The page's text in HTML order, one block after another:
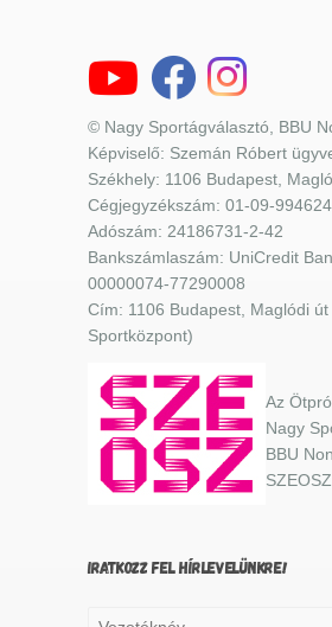
© Nagy Sportágválasztó, BBU
Képviselő: Szemán Róbert
Székhely: 1106 Budapest,
Cégjegyzékszám: 01-09-994624
Adószám: 24186731-2-42
Bankszámlaszám: UniCredit
00000074-77290008
Cím: 1106 Budapest, Maglódi
Sportközpont)
Az
Nagy
BBU
IRATKOZZ FEL HÍRLEVELÜNKRE!